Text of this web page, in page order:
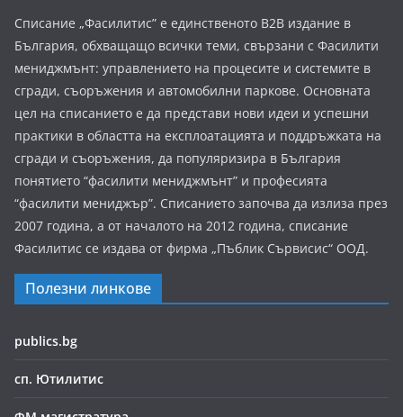
Списание „Фасилитис” е единственото B2B издание в
България, обхващащо всички теми, свързани с Фасилити
мениджмънт: управлението на процесите и системите в
сгради, съоръжения и автомобилни паркове. Основната
цел на списанието е да представи нови идеи и успешни
практики в областта на експлоатацията и поддръжката на
сгради и съоръжения, да популяризира в България
понятието “фасилити мениджмънт” и професията
“фасилити мениджър”. Списанието започва да излиза през
2007 година, а от началото на 2012 година, списание
Фасилитис се издава от фирма „Пъблик Сървисис“ ООД.
Полезни линкове
publics.bg
сп. Ютилитис